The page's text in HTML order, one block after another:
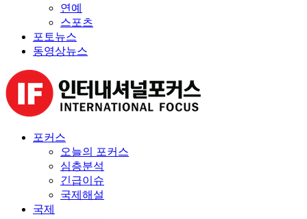
연예
스포츠
포토뉴스
동영상뉴스
포커스
오늘의 포커스
심층분석
긴급이슈
국제해설
국제